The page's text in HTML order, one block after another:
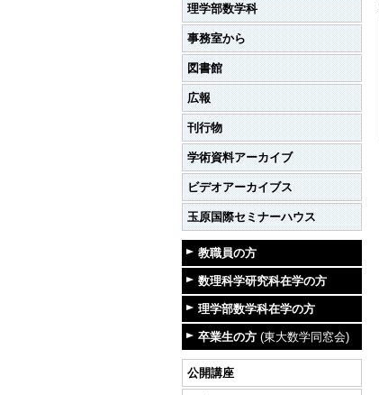
理学部数学科
事務室から
図書館
広報
刊行物
学術資料アーカイブ
ビデオアーカイブス
玉原国際セミナーハウス
教職員の方
数理科学研究科在学の方
理学部数学科在学の方
卒業生の方 (東大数学同窓会)
公開講座